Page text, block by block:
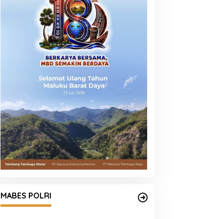
MABES POLRI
Korban Capai Rp116,7 Miliar